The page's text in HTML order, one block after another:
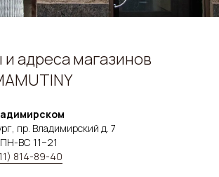
и адреса магазинов
пр. Владимирский д. 7
ВС 11−21
814-89-40